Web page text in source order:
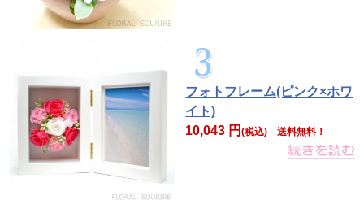
フォトフレーム(ピンク×ホワ
イト)
10,043 円(税込) 送料無料！